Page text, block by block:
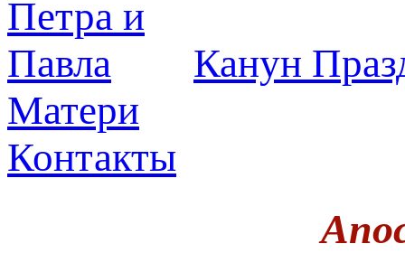
Канун
Матери
Контакты